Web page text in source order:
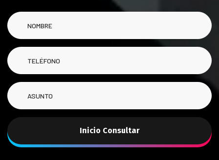
Inicio Consultar